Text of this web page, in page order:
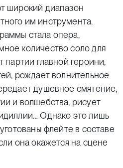
широкий диапазон
им инструмента.
стала опера,
количество соло для
партии главной героини,
рождает волнительное
душевное смятение,
и волшебства, рисует
Однако это лишь
флейте в составе
она окажется на сцене